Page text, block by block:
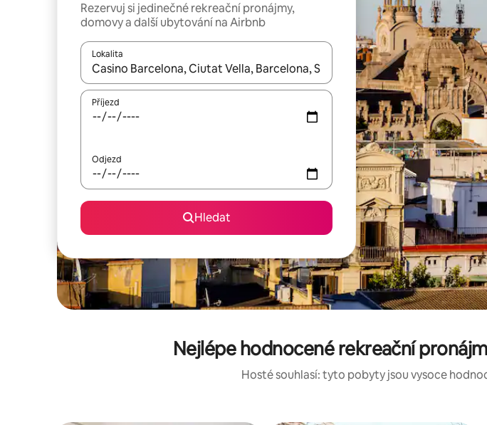
Rezervuj si jedinečné rekreační pronájmy,
domovy a další ubytování na Airbnb
Lokalita
Až budou výsledky k dispozici, můžeš si je procházet pomocí šipek nahoru a dolů,
Příjezd
Odjezd
Hledat
Nejlépe hodnocené rekreační
Hosté souhlasí: tyto pobyty jsou vysoce